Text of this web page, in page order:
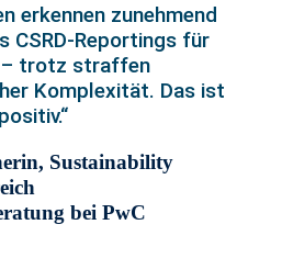
erkennen zunehmend
CSRD-Reportings für
– trotz straffen
Komplexität. Das ist
Sustainability
bei PwC